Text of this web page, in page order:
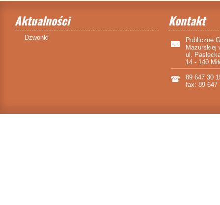
Aktualności
Dzwonki
Kontakt
Publiczne
Mazurskiej
ul.
14 - 140
89 647 30
fax: 89 647